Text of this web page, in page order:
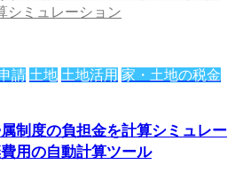
シミュレーション
請 土地 土地活用 家・土地の税金
属制度の負担金を計算シミュレー
用の自動計算ツール